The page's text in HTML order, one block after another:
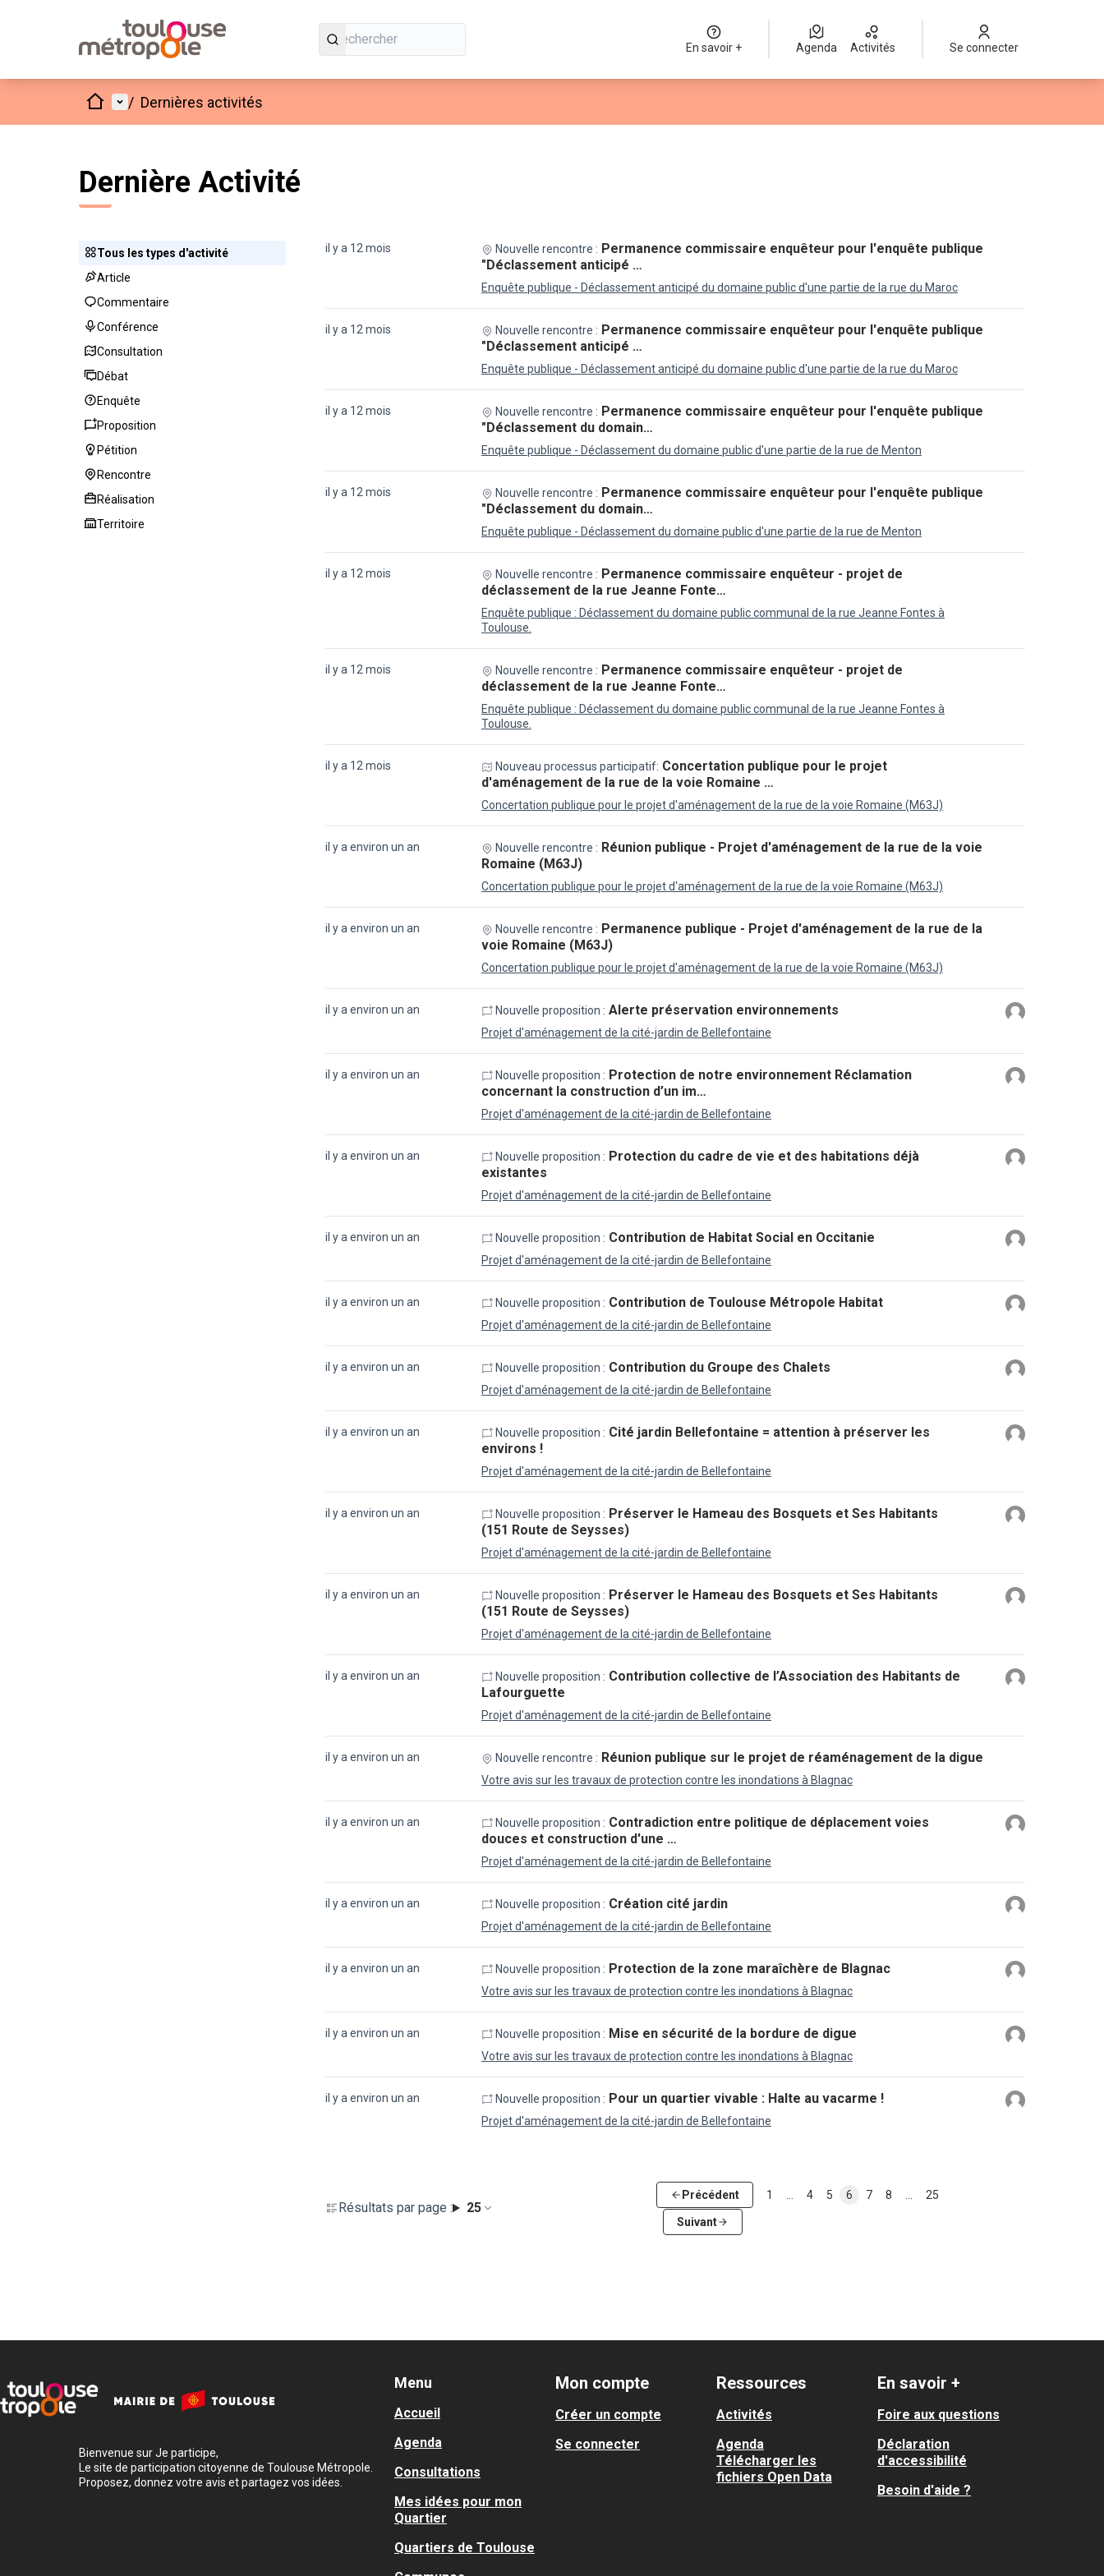
En savoir + Agenda Activités Se connecter
AccueilMenu principal
/ Dernières activités
Dernière Activité
Tous les types d'activité
Tous les types d'activité
ArticleArticle
Commentaire
Commentaire
Conférence
Conférence
Consultation
Consultation
DébatDébat
Enquête
Enquête
Proposition
Proposition
Pétition
Pétition
Rencontre
Rencontre
Réalisation
Réalisation
Territoire
Territoire
il y a 12 mois Nouvelle rencontre : Permanence commissaire enquêteur pour l'enquête publique
"Déclassement anticipé …
Enquête publique - Déclassement anticipé du domaine public d'une partie de la rue du Maroc
il y a 12 mois Nouvelle rencontre : Permanence commissaire enquêteur pour l'enquête publique
"Déclassement anticipé …
Enquête publique - Déclassement anticipé du domaine public d'une partie de la rue du Maroc
il y a 12 mois Nouvelle rencontre : Permanence commissaire enquêteur pour l'enquête publique
"Déclassement du domain…
Enquête publique - Déclassement du domaine public d'une partie de la rue de Menton
il y a 12 mois Nouvelle rencontre : Permanence commissaire enquêteur pour l'enquête publique
"Déclassement du domain…
Enquête publique - Déclassement du domaine public d'une partie de la rue de Menton
il y a 12 mois Nouvelle rencontre : Permanence commissaire enquêteur - projet de
déclassement de la rue Jeanne Fonte…
Enquête publique : Déclassement du domaine public communal de la rue Jeanne Fontes à
Toulouse.
il y a 12 mois Nouvelle rencontre : Permanence commissaire enquêteur - projet de
déclassement de la rue Jeanne Fonte…
Enquête publique : Déclassement du domaine public communal de la rue Jeanne Fontes à
Toulouse.
il y a 12 mois Nouveau processus participatif: Concertation publique pour le projet
d'aménagement de la rue de la voie Romaine …
Concertation publique pour le projet d'aménagement de la rue de la voie Romaine (M63J)
il y a environ un an Nouvelle rencontre : Réunion publique - Projet d'aménagement de la rue de la voie
Romaine (M63J)
Concertation publique pour le projet d'aménagement de la rue de la voie Romaine (M63J)
il y a environ un an Nouvelle rencontre : Permanence publique - Projet d'aménagement de la rue de la
voie Romaine (M63J)
Concertation publique pour le projet d'aménagement de la rue de la voie Romaine (M63J)
il y a environ un an Nouvelle proposition : Alerte préservation environnements
Projet d'aménagement de la cité-jardin de Bellefontaine
il y a environ un an Nouvelle proposition : Protection de notre environnement Réclamation
concernant la construction d’un im…
Projet d'aménagement de la cité-jardin de Bellefontaine
il y a environ un an Nouvelle proposition : Protection du cadre de vie et des habitations déjà
existantes
Projet d'aménagement de la cité-jardin de Bellefontaine
il y a environ un an Nouvelle proposition : Contribution de Habitat Social en Occitanie
Projet d'aménagement de la cité-jardin de Bellefontaine
il y a environ un an Nouvelle proposition : Contribution de Toulouse Métropole Habitat
Projet d'aménagement de la cité-jardin de Bellefontaine
il y a environ un an Nouvelle proposition : Contribution du Groupe des Chalets
Projet d'aménagement de la cité-jardin de Bellefontaine
il y a environ un an Nouvelle proposition : Cité jardin Bellefontaine = attention à préserver les
environs !
Projet d'aménagement de la cité-jardin de Bellefontaine
il y a environ un an Nouvelle proposition : Préserver le Hameau des Bosquets et Ses Habitants
(151 Route de Seysses)
Projet d'aménagement de la cité-jardin de Bellefontaine
il y a environ un an Nouvelle proposition : Préserver le Hameau des Bosquets et Ses Habitants
(151 Route de Seysses)
Projet d'aménagement de la cité-jardin de Bellefontaine
il y a environ un an Nouvelle proposition : Contribution collective de l’Association des Habitants de
Lafourguette
Projet d'aménagement de la cité-jardin de Bellefontaine
il y a environ un an Nouvelle rencontre : Réunion publique sur le projet de réaménagement de la digue
Votre avis sur les travaux de protection contre les inondations à Blagnac
il y a environ un an Nouvelle proposition : Contradiction entre politique de déplacement voies
douces et construction d'une …
Projet d'aménagement de la cité-jardin de Bellefontaine
il y a environ un an Nouvelle proposition : Création cité jardin
Projet d'aménagement de la cité-jardin de Bellefontaine
il y a environ un an Nouvelle proposition : Protection de la zone maraîchère de Blagnac
Votre avis sur les travaux de protection contre les inondations à Blagnac
il y a environ un an Nouvelle proposition : Mise en sécurité de la bordure de digue
Votre avis sur les travaux de protection contre les inondations à Blagnac
il y a environ un an Nouvelle proposition : Pour un quartier vivable : Halte au vacarme !
Projet d'aménagement de la cité-jardin de Bellefontaine
Résultats par page : 25
Précédent 1 4 5 6 7 8 25
Suivant
Bienvenue sur Je participe,
Le site de participation citoyenne de Toulouse Métropole.
Proposez, donnez votre avis et partagez vos idées.
Menu
Accueil
Agenda
Consultations
Mes idées pour mon
Quartier
Quartiers de Toulouse
Mon compte
Créer un compte
Se connecter
Ressources
Activités
Agenda
Télécharger les
fichiers Open Data
En savoir +
Foire aux questions
Déclaration
d'accessibilité
Besoin d'aide ?